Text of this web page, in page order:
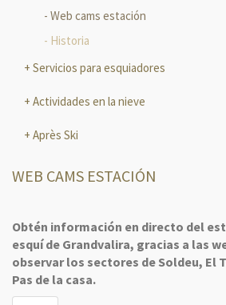
Web cams estación
Historia
Servicios para esquiadores
Actividades en la nieve
Après Ski
WEB CAMS ESTACIÓN
Obtén información en directo del
esquí de Grandvalira, gracias a las
observar los sectores de Soldeu, El
Pas de la casa.